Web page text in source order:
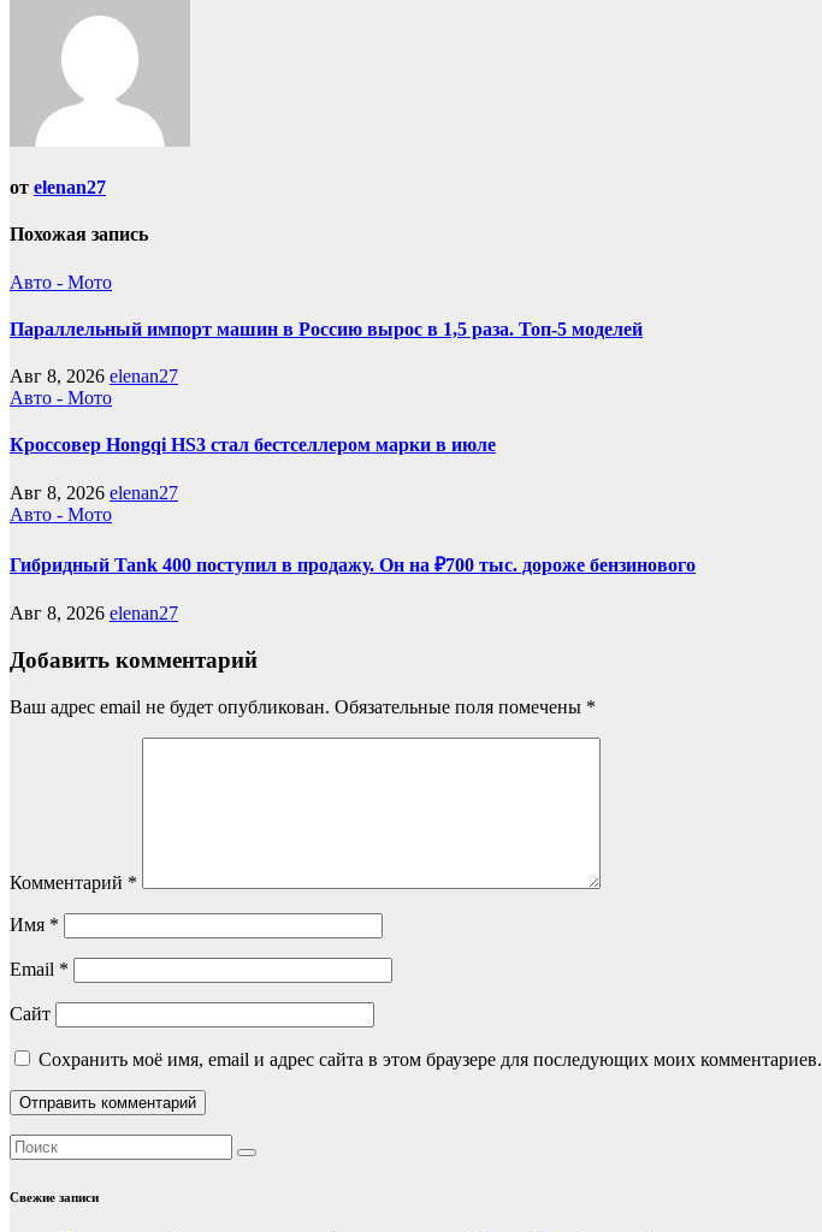
от elenan27
Похожая запись
Авто - Мото
Параллельный импорт машин в Россию вырос в 1,5 раза. Топ-5 моделей
Авг 8, 2026 elenan27
Авто - Мото
Кроссовер Hongqi HS3 стал бестселлером марки в июле
Авг 8, 2026 elenan27
Авто - Мото
Гибридный Tank 400 поступил в продажу. Он на ₽700 тыс. дороже бензинового
Авг 8, 2026 elenan27
Добавить комментарий
Ваш адрес email не будет опубликован. Обязательные поля помечены *
Комментарий *
Имя *
Email *
Сайт
Сохранить моё имя, email и адрес сайта в этом браузере для последующих моих комментариев.
Свежие записи